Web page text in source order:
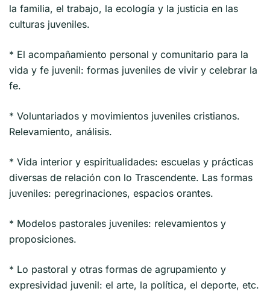
la familia, el trabajo, la ecología y la justicia en las
culturas juveniles.
* El acompañamiento personal y comunitario para la
vida y fe juvenil: formas juveniles de vivir y celebrar la
fe.
* Voluntariados y movimientos juveniles cristianos.
Relevamiento, análisis.
* Vida interior y espiritualidades: escuelas y prácticas
diversas de relación con lo Trascendente. Las formas
juveniles: peregrinaciones, espacios orantes.
* Modelos pastorales juveniles: relevamientos y
proposiciones.
* Lo pastoral y otras formas de agrupamiento y
expresividad juvenil: el arte, la política, el deporte, etc.